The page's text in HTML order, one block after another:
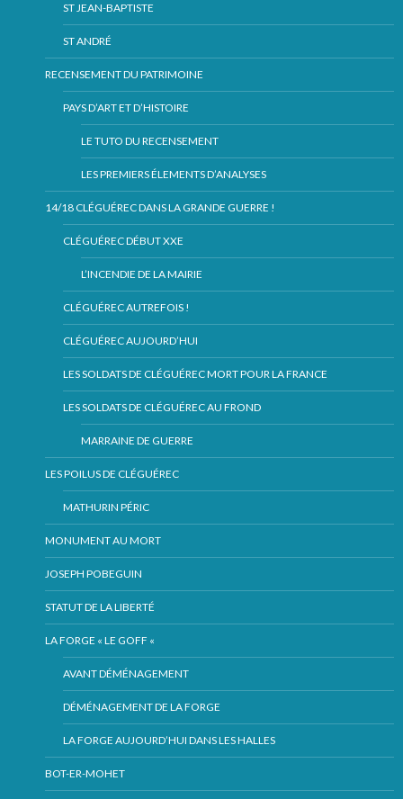
ST JEAN-BAPTISTE
ST ANDRÉ
RECENSEMENT DU PATRIMOINE
PAYS D’ART ET D’HISTOIRE
LE TUTO DU RECENSEMENT
LES PREMIERS ÉLEMENTS D’ANALYSES
14/18 CLÉGUÉREC DANS LA GRANDE GUERRE !
CLÉGUÉREC DÉBUT XXE
L’INCENDIE DE LA MAIRIE
CLÉGUÉREC AUTREFOIS !
CLÉGUÉREC AUJOURD’HUI
LES SOLDATS DE CLÉGUÉREC MORT POUR LA FRANCE
LES SOLDATS DE CLÉGUÉREC AU FROND
MARRAINE DE GUERRE
LES POILUS DE CLÉGUÉREC
MATHURIN PÉRIC
MONUMENT AU MORT
JOSEPH POBEGUIN
STATUT DE LA LIBERTÉ
LA FORGE « LE GOFF «
AVANT DÉMÉNAGEMENT
DÉMÉNAGEMENT DE LA FORGE
LA FORGE AUJOURD’HUI DANS LES HALLES
BOT-ER-MOHET